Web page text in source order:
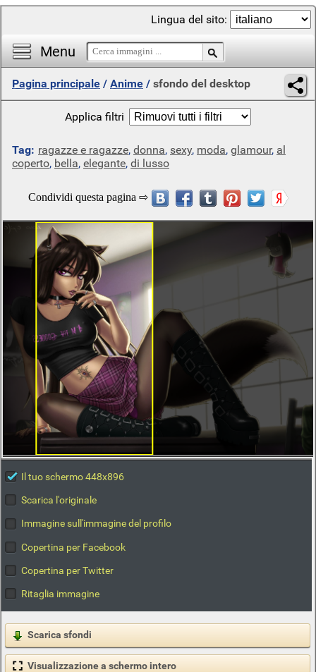
Menu
Lingua del sito:
Pagina principale / Anime / sfondo del desktop
Applica filtri
Tag: ragazze e ragazze, donna, sexy, moda, glamour, al
coperto, bella, elegante, di lusso
Il tuo schermo 448x896
Scarica l'originale
Immagine sull'immagine del profilo
Copertina per Facebook
Copertina per Twitter
Ritaglia immagine
Scarica sfondi
Visualizzazione a schermo intero